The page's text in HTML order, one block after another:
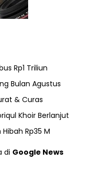
Rp1 Triliun
Bulan Agustus
& Curas
Khoir Berlanjut
Rp35 M
di Google News